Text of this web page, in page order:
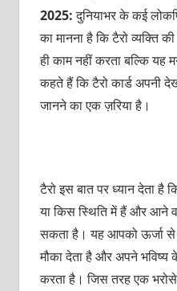
2025:दुनियाभर के कई
का मानना है कि टैरो व्‍यक्‍ति
ही काम नहीं करता बल्कि यह
कहते हैं कि टैरो कार्ड अपनी
जानने का एक ज़रिया है।
टैरो इस बात पर ध्‍यान देता
या किस स्थिति में हैं और आने
सकता है। यह आपको ऊर्जा से
मौका देता है और अपने भविष्‍य
करता है। जिस तरह एक